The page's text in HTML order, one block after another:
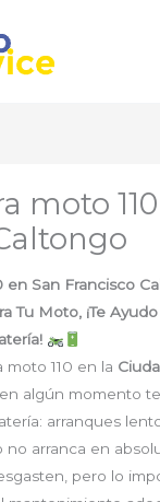
moto
en San Francisco
Tu Moto, ¡Te
110 en la
algún momento
arranques
arranca en
pero lo